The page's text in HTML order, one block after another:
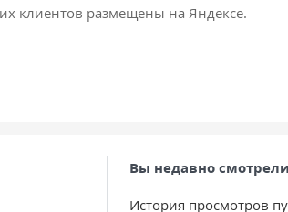
клиентов размещены на Яндексе.
Вы недавно смотрели
История просмотров